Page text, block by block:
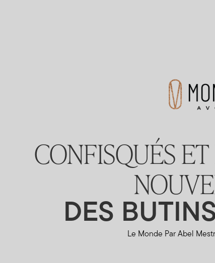
CONFISQUÉS
DES
Le Monde Par Abel